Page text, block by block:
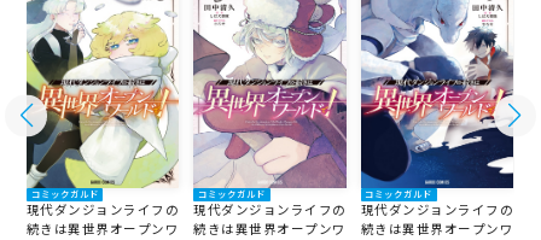
コミックガルド
現代ダンジョンライフの
続きは異世界オープンワ
コミックガルド
現代ダンジョンライフの
続きは異世界オープンワ
コミックガルド
現代ダンジョンライフの
続きは異世界オープンワ